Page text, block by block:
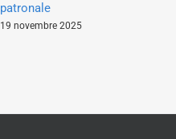
patronale
19 novembre 2025